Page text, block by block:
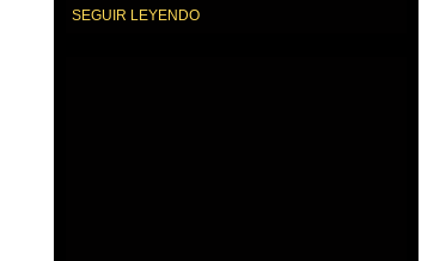
SEGUIR LEYENDO